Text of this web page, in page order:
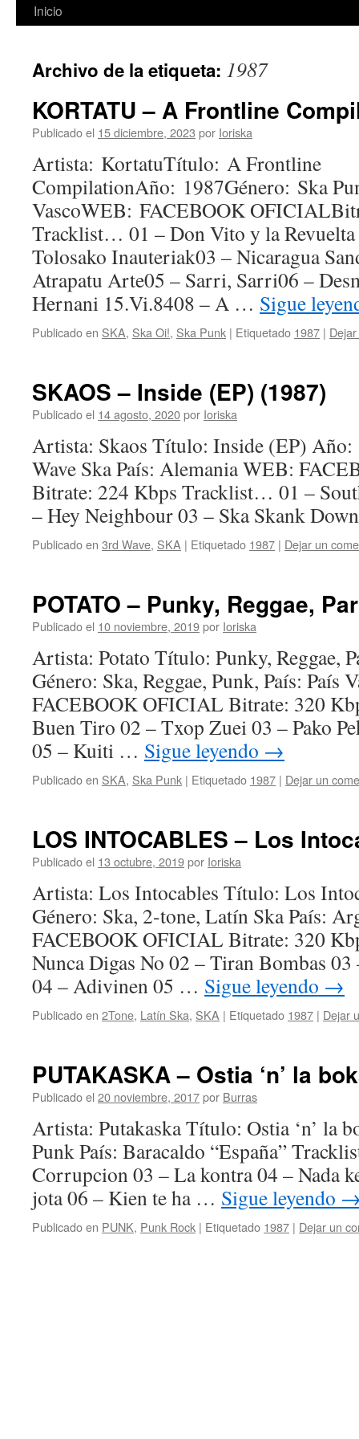
Inicio
Archivo de la etiqueta: 1987
KORTATU – A Frontline
Publicado el 15 diciembre, 2023 por Ioriska
Artista: KortatuTítulo: A Frontline
CompilationAño: 1987Género: Ska
VascoWEB: FACEBOOK
Tracklist… 01 – Don Vito y la Revuelta
Tolosako Inauteriak03 – Nicaragua
Atrapatu Arte05 – Sarri, Sarri06 –
Hernani 15.Vi.8408 – A … Sigue
Publicado en SKA, Ska Oi!, Ska Punk | Etiquetado 1987 |
SKAOS – Inside (EP) (1987)
Publicado el 14 agosto, 2020por Ioriska
Artista: Skaos Título: Inside (EP) Año:
Wave Ska País: Alemania WEB:
Bitrate: 224 Kbps Tracklist… 01 –
– Hey Neighbour 03 – Ska Skank
Publicado en 3rd Wave, SKA | Etiquetado 1987 | Dejar un
POTATO – Punky, Reggae,
Publicado el 10 noviembre, 2019por Ioriska
Artista: Potato Título: Punky, Reggae,
Género: Ska, Reggae, Punk, País: País
FACEBOOK OFICIAL Bitrate: 320
Buen Tiro 02 – Txop Zuei 03 – Pako
05 – Kuiti … Sigue leyendo →
Publicado en SKA, Ska Punk | Etiquetado 1987 | Dejar un
LOS INTOCABLES – Los
Publicado el 13 octubre, 2019por Ioriska
Artista: Los Intocables Título: Los
Género: Ska, 2-tone, Latín Ska País:
FACEBOOK OFICIAL Bitrate: 320
Nunca Digas No 02 – Tiran Bombas 03
04 – Adivinen 05 … Sigue leyendo →
Publicado en 2Tone, Latín Ska, SKA | Etiquetado 1987 | Dejar
PUTAKASKA – Ostia ‘n’ la
Publicado el 20 noviembre, 2017por Burras
Artista: Putakaska Título: Ostia ‘n’ la
Punk País: Baracaldo “España”
Corrupcion 03 – La kontra 04 – Nada
jota 06 – Kien te ha … Sigue leyendo
Publicado en PUNK, Punk Rock | Etiquetado 1987 | Dejar un